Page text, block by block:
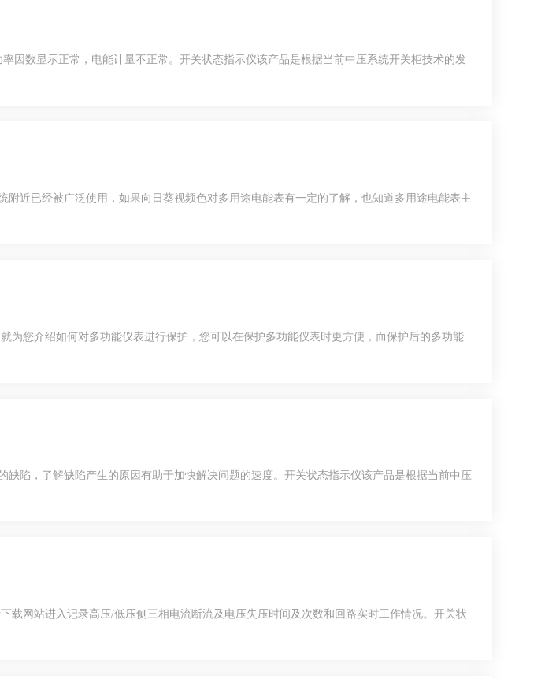
、功率因数显示正常，电能计量不正常。开关状态指示仪该产品是根据当前中压系统开关柜技术的发
近已经被广泛使用，如果向日葵视频色对多用途电能表有一定的了解，也知道多用途电能表主
为您介绍如何对多功能仪表进行保护，您可以在保护多功能仪表时更方便，而保护后的多功能
，了解缺陷产生的原因有助于加快解决问题的速度。开关状态指示仪该产品是根据当前中压
网站进入记录高压/低压侧三相电流断流及电压失压时间及次数和回路实时工作情况。开关状